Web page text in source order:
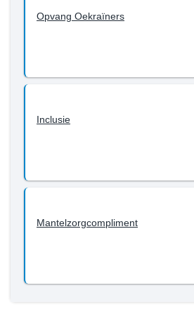
Opvang Oekraïners
Inclusie
Mantelzorgcompliment